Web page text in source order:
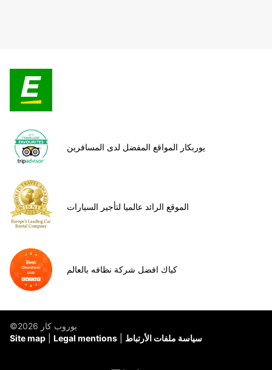
يوربكار المواقع المفضل لدى المسافرين
الموقع الرائد عالميا لتأجير السيارات
كياك افضل شركة نظافه بالعالم
©يوروب كار 2026
Site map
Legal mentions سياسة ملفات الأرتباط